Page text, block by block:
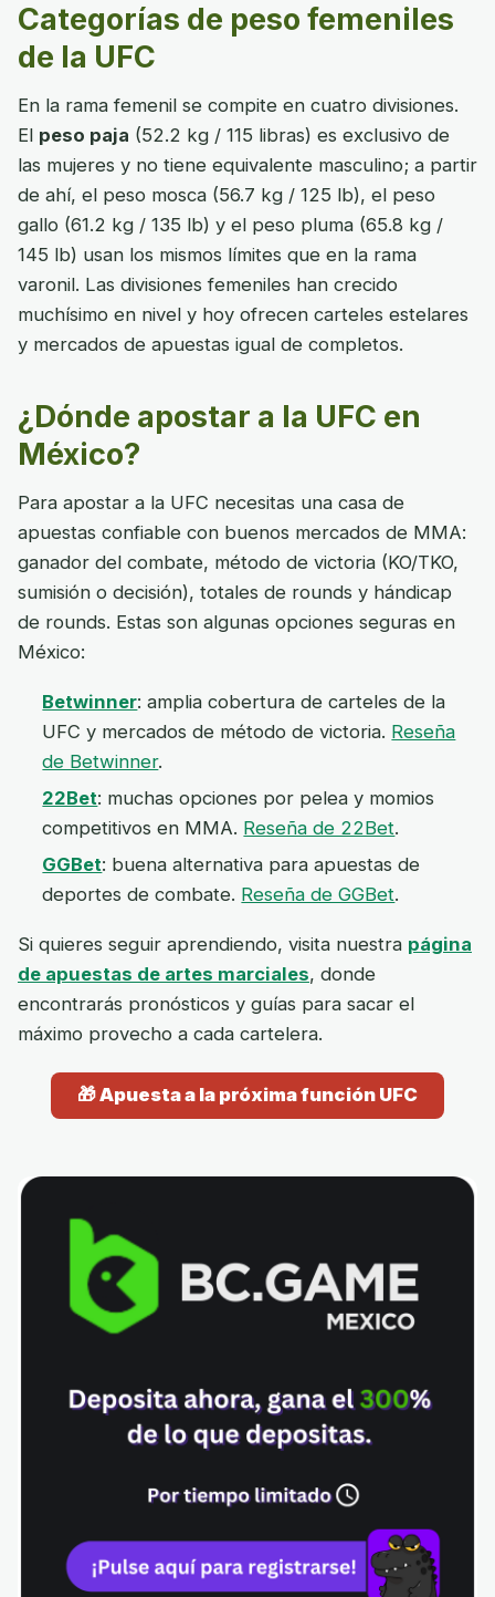
Categorías de peso femeniles
de la UFC
En la rama femenil se compite en cuatro divisiones.
El peso paja (52.2 kg / 115 libras) es exclusivo de
las mujeres y no tiene equivalente masculino; a partir
de ahí, el peso mosca (56.7 kg / 125 lb), el peso
gallo (61.2 kg / 135 lb) y el peso pluma (65.8 kg /
145 lb) usan los mismos límites que en la rama
varonil. Las divisiones femeniles han crecido
muchísimo en nivel y hoy ofrecen carteles estelares
y mercados de apuestas igual de completos.
¿Dónde apostar a la UFC en
México?
Para apostar a la UFC necesitas una casa de
apuestas confiable con buenos mercados de MMA:
ganador del combate, método de victoria (KO/TKO,
sumisión o decisión), totales de rounds y hándicap
de rounds. Estas son algunas opciones seguras en
México:
Betwinner: amplia cobertura de carteles de la
UFC y mercados de método de victoria. Reseña
de Betwinner.
22Bet: muchas opciones por pelea y momios
competitivos en MMA. Reseña de 22Bet.
GGBet: buena alternativa para apuestas de
deportes de combate. Reseña de GGBet.
Si quieres seguir aprendiendo, visita nuestra página
de apuestas de artes marciales, donde
encontrarás pronósticos y guías para sacar el
máximo provecho a cada cartelera.
🎁 Apuesta a la próxima función UFC